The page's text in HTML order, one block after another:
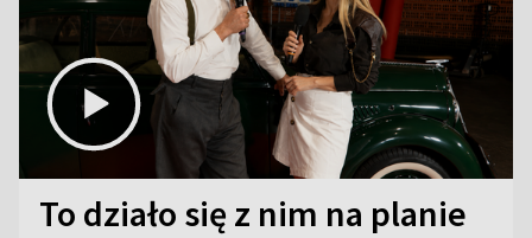
To działo się z nim na planie